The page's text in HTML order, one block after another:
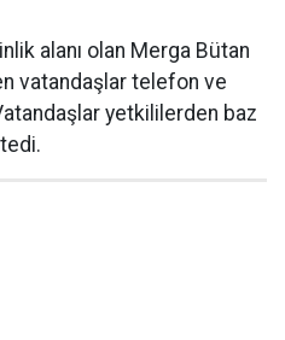
alanı olan Merga Bütan
vatandaşlar telefon ve
yetkililerden baz